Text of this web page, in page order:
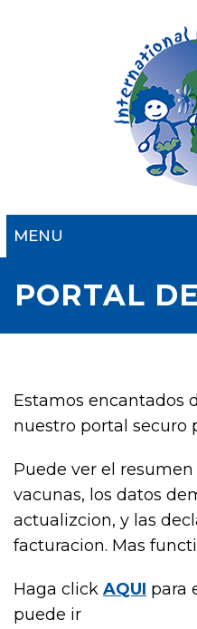
MENU
PORTAL
Estamos encantados
nuestro portal securo
Puede ver el
vacunas, los datos
actualizcion, y las
facturacion. Mas
Haga click AQUI para
puede ir